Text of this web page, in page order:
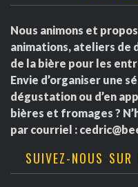
Nous animons et
animations, ateliers
de la bière pour les
Envie d’organiser une
dégustation ou d’en
bières et fromages ?
par courriel :
SUIVEZ-NOUS